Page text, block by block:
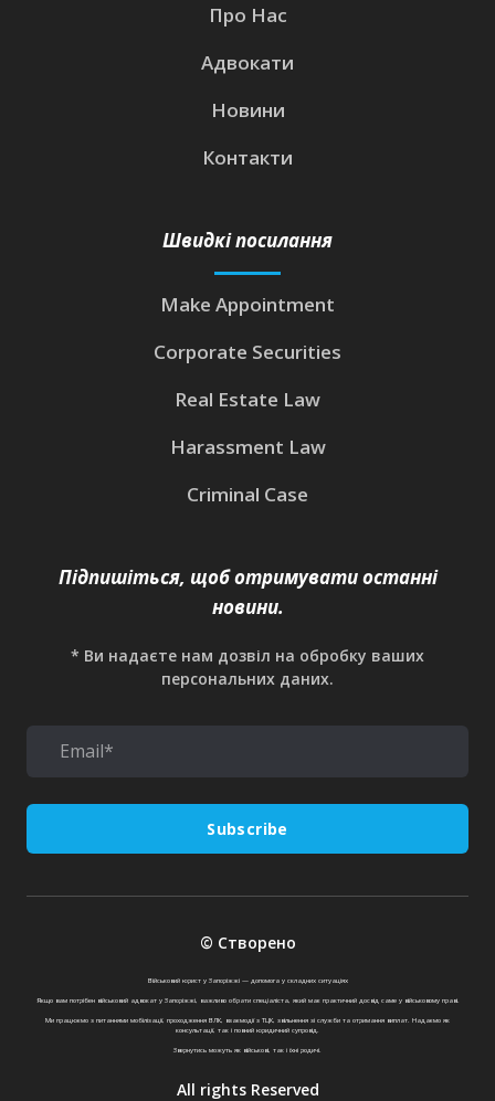
Про Нас
Адвокати
Новини
Контакти
Швидкі посилання
Make Appointment
Corporate Securities
Real Estate Law
Harassment Law
Criminal Case
Підпишіться, щоб отримувати останні
новини.
* Ви надаєте нам дозвіл на обробку ваших
персональних даних.
Subscribe
© Створено
Військовий юрист у Запоріжжі — допомога у складних ситуаціях
Якщо вам потрібен військовий адвокат у Запоріжжі, важливо обрати спеціаліста, який має практичний досвід саме у військовому праві.
Ми працюємо з питаннями мобілізації, проходження ВЛК, взаємодії з ТЦК, звільнення зі служби та отримання виплат. Надаємо як
консультації, так і повний юридичний супровід.
Звернутись можуть як військові, так і їхні родичі.
All rights Reserved